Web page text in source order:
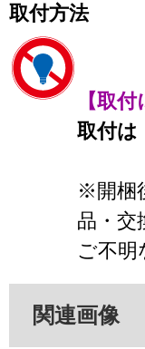
取付方法
【取
取付は
※開梱
品・交
ご不
関連画像